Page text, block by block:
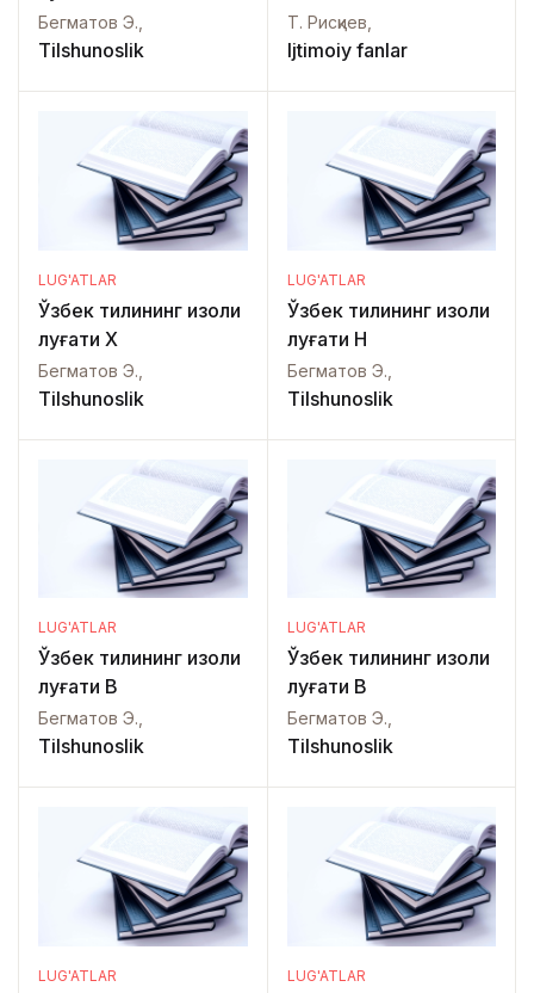
Бегматов Э.,
Tilshunoslik
тушунчалар,
тамойиллар ва
Т. Рисқиев,
Ijtimoiy fanlar
LUG'ATLAR
Ўзбек тилининг изоҳли
луғати Х
Бегматов Э.,
Tilshunoslik
LUG'ATLAR
Ўзбек тилининг изоҳли
луғати Н
Бегматов Э.,
Tilshunoslik
LUG'ATLAR
Ўзбек тилининг изоҳли
луғати В
Бегматов Э.,
Tilshunoslik
LUG'ATLAR
Ўзбек тилининг изоҳли
луғати В
Бегматов Э.,
Tilshunoslik
LUG'ATLAR LUG'ATLAR